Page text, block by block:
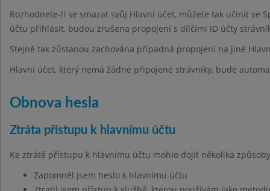
Rozhodnete-li se smazat svůj Hlavní účet, můžete tak učinit ve
účtu přihlásit, budou zrušena propojení s dílčími ID účty
Stejně tak zůstanou zachována případná propojení na jiné
Hlavní účet, který nemá žádné připojené strávníky, bude
Obnova hesla
Ztráta přístupu k hlavnímu účtu
Ke ztrátě přístupu k hlavnímu účtu mohlo dojít několika
Zapomněl jsem heslo k hlavnímu účtu